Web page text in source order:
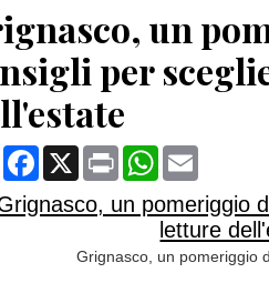
un
per
CondividiFacebook
X Print WhatsApp
Grignasco, un pomeriggio